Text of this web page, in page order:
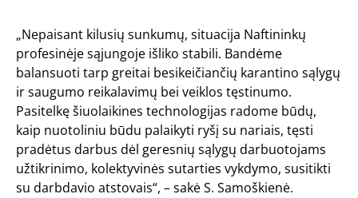
„Nepaisant kilusių sunkumų, situacija Naftininkų
profesinėje sąjungoje išliko stabili. Bandėme
balansuoti tarp greitai besikeičiančių karantino sąlygų
ir saugumo reikalavimų bei veiklos tęstinumo.
Pasitelkę šiuolaikines technologijas radome būdų,
kaip nuotoliniu būdu palaikyti ryšį su nariais, tęsti
pradėtus darbus dėl geresnių sąlygų darbuotojams
užtikrinimo, kolektyvinės sutarties vykdymo, susitikti
su darbdavio atstovais“, – sakė S. Samoškienė.